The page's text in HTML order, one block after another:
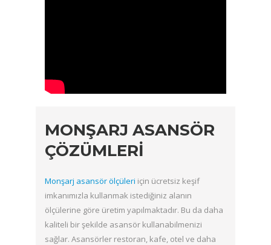
MONŞARJ ASANSÖR
ÇÖZÜMLERI
Monşarj asansör ölçüleri için ücretsiz keşif
imkanımızla kullanmak istediğiniz alanın
ölçülerine göre üretim yapılmaktadır. Bu da daha
kaliteli bir şekilde asansör kullanabilmenizi
sağlar. Asansörler restoran, kafe, otel ve daha